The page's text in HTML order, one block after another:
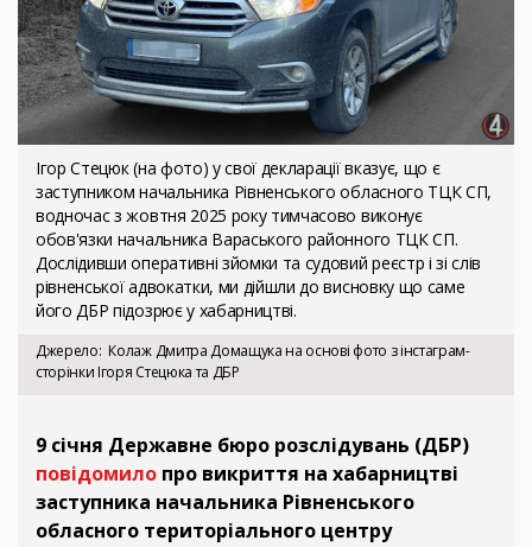
Ігор Стецюк (на фото) у свої декларації вказує, що є
заступником начальника Рівненського обласного ТЦК СП,
водночас з жовтня 2025 року тимчасово виконує
обов'язки начальника Вараського районного ТЦК СП.
Дослідивши оперативні зйомки та судовий реєстр і зі слів
рівненської адвокатки, ми дійшли до висновку що саме
його ДБР підозрює у хабарництві.
Джерело Колаж Дмитра Домащука на основі фото з інстаграм-
сторінки Ігоря Стецюка та ДБР
9 січня Державне бюро розслідувань (ДБР)
повідомило про викриття на хабарництві
заступника начальника Рівненського
обласного територіального центру